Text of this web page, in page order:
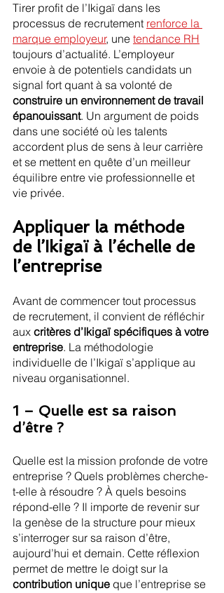
Tirer profit de l’Ikigaï dans les
processus de recrutement renforce la
marque employeur, une tendance RH
toujours d’actualité. L’employeur
envoie à de potentiels candidats un
signal fort quant à sa volonté de
construire un environnement de travail
épanouissant. Un argument de poids
dans une société où les talents
accordent plus de sens à leur carrière
et se mettent en quête d’un meilleur
équilibre entre vie professionnelle et
vie privée.
Appliquer la méthode
de l’Ikigaï à l’échelle de
l’entreprise
Avant de commencer tout processus
de recrutement, il convient de réfléchir
aux critères d’Ikigaï spécifiques à votre
entreprise. La méthodologie
individuelle de l’Ikigaï s’applique au
niveau organisationnel.
1 – Quelle est sa raison
d’être ?
Quelle est la mission profonde de votre
entreprise ? Quels problèmes cherche-
t-elle à résoudre ? À quels besoins
répond-elle ? Il importe de revenir sur
la genèse de la structure pour mieux
s’interroger sur sa raison d’être,
aujourd’hui et demain. Cette réflexion
permet de mettre le doigt sur la
contribution unique que l’entreprise se